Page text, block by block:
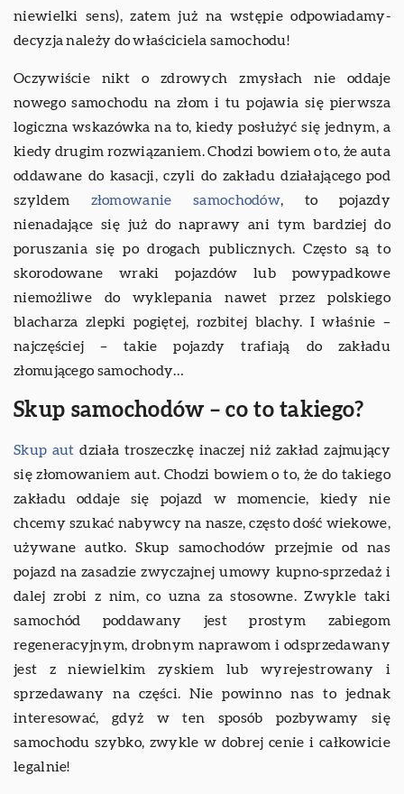
niewielki sens), zatem już na wstępie odpowiadamy-
decyzja należy do właściciela samochodu!
Oczywiście nikt o zdrowych zmysłach nie oddaje
nowego samochodu na złom i tu pojawia się pierwsza
logiczna wskazówka na to, kiedy posłużyć się jednym, a
kiedy drugim rozwiązaniem. Chodzi bowiem o to, że auta
oddawane do kasacji, czyli do zakładu działającego pod
szyldem złomowanie samochodów, to pojazdy
nienadające się już do naprawy ani tym bardziej do
poruszania się po drogach publicznych. Często są to
skorodowane wraki pojazdów lub powypadkowe
niemożliwe do wyklepania nawet przez polskiego
blacharza zlepki pogiętej, rozbitej blachy. I właśnie –
najczęściej – takie pojazdy trafiają do zakładu
złomującego samochody…
Skup samochodów – co to takiego?
Skup aut działa troszeczkę inaczej niż zakład zajmujący
się złomowaniem aut. Chodzi bowiem o to, że do takiego
zakładu oddaje się pojazd w momencie, kiedy nie
chcemy szukać nabywcy na nasze, często dość wiekowe,
używane autko. Skup samochodów przejmie od nas
pojazd na zasadzie zwyczajnej umowy kupno-sprzedaż i
dalej zrobi z nim, co uzna za stosowne. Zwykle taki
samochód poddawany jest prostym zabiegom
regeneracyjnym, drobnym naprawom i odsprzedawany
jest z niewielkim zyskiem lub wyrejestrowany i
sprzedawany na części. Nie powinno nas to jednak
interesować, gdyż w ten sposób pozbywamy się
samochodu szybko, zwykle w dobrej cenie i całkowicie
legalnie!